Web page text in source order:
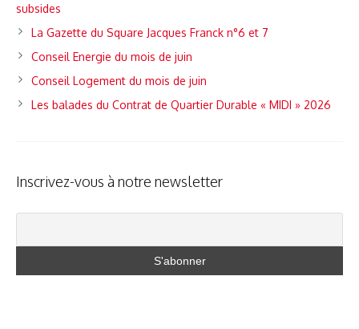
subsides
La Gazette du Square Jacques Franck n°6 et 7
Conseil Energie du mois de juin
Conseil Logement du mois de juin
Les balades du Contrat de Quartier Durable « MIDI » 2026
Inscrivez-vous à notre newsletter